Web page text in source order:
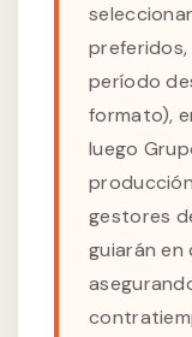
período
formato),
luego
gestores
guiarán